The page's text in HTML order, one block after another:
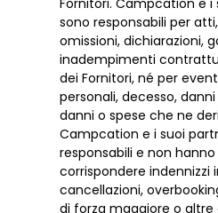
sono responsabili per
omissioni, dichiarazioni,
inadempimenti
dei Fornitori, né per
personali, decesso,
danni o spese che ne
Campcation e i suoi
responsabili e non
corrispondere indennizzi
cancellazioni,
di forza maggiore o altre